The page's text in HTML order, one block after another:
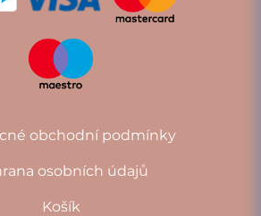
obchodní podmínky
osobních údajů
Košík